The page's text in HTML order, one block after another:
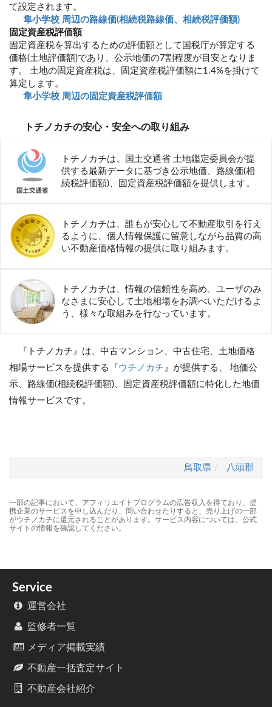
て設定されます。
隼小学校 周辺の路線価(相続税路線価、相続税評価額)
固定資産税評価額
固定資産税を算出するための評価額として国税庁が算定する
価格(土地評価額)であり、公示地価の7割程度が目安となりま
す。 土地の固定資産税は、固定資産税評価額に1.4%を掛けて
算定します。
隼小学校 周辺の固定資産税評価額
トチノカチの安心・安全への取り組み
トチノカチは、国土交通省 土地鑑定委員会が提
供する最新データに基づき公示地価、路線価(相
続税評価額)、固定資産税評価額を提供します。
トチノカチは、誰もが安心して不動産取引を行え
るように、個人情報保護に留意しながら品質の高
い不動産価格情報の提供に取り組みます。
トチノカチは、情報の信頼性を高め、ユーザのみ
なさまに安心して土地相場をお調べいただけるよ
う、様々な取組みを行なっています。
『トチノカチ』は、中古マンション、中古住宅、土地価格
相場サービスを提供する『 ウチノカチ 』が提供する、 地価公
示、路線価(相続税評価額)、固定資産税評価額に特化した地価
情報サービスです。
鳥取県 八頭郡
一部の記事において、アフィリエイトプログラムの広告収入を得ており、提
携企業のサービスを申し込んだり、問い合わせたりすると、売り上げの一部
がウチノカチに還元されることがあります。サービス内容については、公式
サイトの情報を確認してください。
Service
運営会社
監修者一覧
メディア掲載実績
不動産一括査定サイト
不動産会社紹介